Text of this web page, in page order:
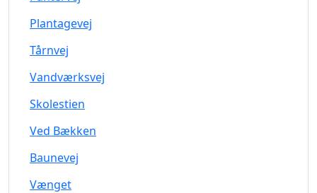
Plantagevej
Tårnvej
Vandværksvej
Skolestien
Ved Bækken
Baunevej
Vænget